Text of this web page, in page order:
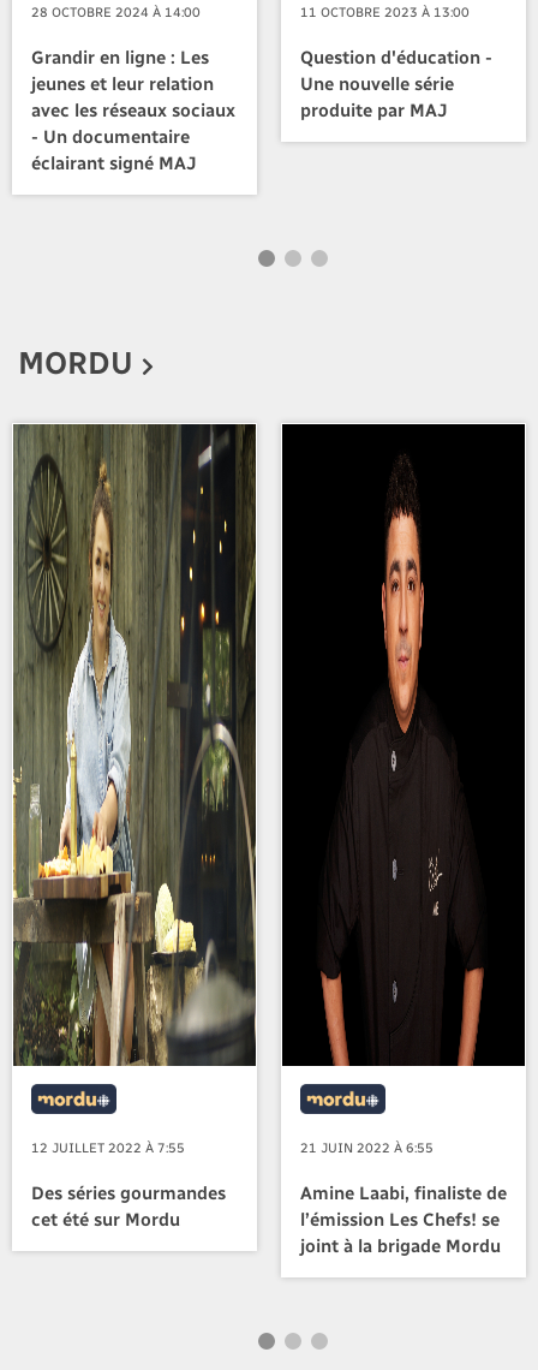
28 OCTOBRE 2024 À 14:00
Grandir en ligne : Les
jeunes et leur relation
avec les réseaux sociaux
- Un documentaire
éclairant signé MAJ
11 OCTOBRE 2023 À 13:00
Question d'éducation -
Une nouvelle série
produite par MAJ
MORDU
12 JUILLET 2022 À 7:55
Des séries gourmandes
cet été sur Mordu
21 JUIN 2022 À 6:55
Amine Laabi, finaliste de
l’émission Les Chefs! se
joint à la brigade Mordu